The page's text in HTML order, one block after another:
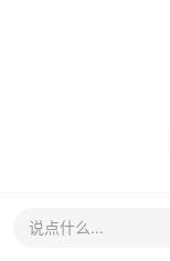
说点什么...